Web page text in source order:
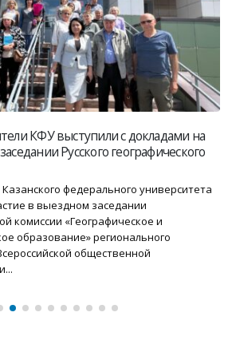
КФУ выступили с докладами на
Русского географического
федерального университета
в выездном заседании
комиссии «Географическое и
образование» регионального
общественной